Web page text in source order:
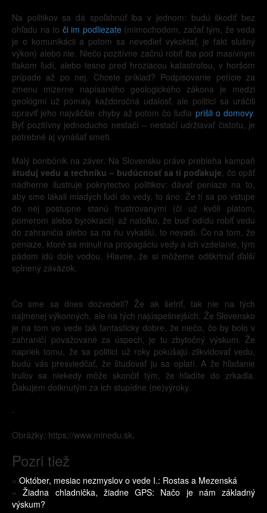
Na politikov sa dá spoľahnúť iba v jednom: budú škodiť bez
ohľadu na to či im podliezate(mimochodom, začať tým, že veda
je o komunikácii a potom sa nevedieť vykoktať, je fakt slušný
výkon) alebo nie. Niečo pozitívne začnú robiť iba pod masívnym
tlakom ľudí, alebo tesne pred hroziacou katastrofou, v horšom
prípade až po nej. Chcete príklad? Podpisovanie petície za
zmenu mizerne napísaného geologického zákona je medzi
geológmi už pomaly každoročná udalosť, ale politici sa uráčili
opraviť jeho najväčšie chyby až potom čo ľudia prišli o domovy.
Byť pozitívny jednoducho nestačí – nestačí udržiavať čistotu, je
potrebné aj vynášať smeti.
Malý bonbónik na záver. Na Slovensku práve prebieha kampaň
študuj vedu a techniku – budúcnosť sa ti poďakuje, čo opäť
nádherne ilustruje pokrytectvo politikov: dávať peniaze na to,
aby sme lákali mladých ľudí do vedy, to áno. Že tí sa po vstupe
do nej postupne stanú frustrovanými (či už kvôli platom,
pomerom alebo byrokracii) až natoľko, že buď odídu robiť vedu
do zahraničia alebo sa na ňu vykašlú, to nevadí. Čo na tom, že
peniaze, ktoré sa minuli na propagáciu vedy a ich vzdelanie, tým
pádom idú dole vodou. Hlavne, že si môžeme odškrtnúť ďalší
splnený záväzok.
Čo sme sa dnes dozvedeli? Že ak šetriť, tak nie na tých
najmenej výkonných, ale na tých najúspešnejších. Že Slovensko
je na tom vo vede tak fantasticky dobre, že niečo, čo by bolo v
zahraničí považované za úspech, je tu zbytočný výskum. Že
napriek tomu, že sa politici už roky pokúšajú zlikvidovať vedu,
budú vás presviedčať, že študovať ju sa oplatí. A že hľadanie
truľov sa niekedy môže skončiť tým, že hľadíte do zrkadla.
Ďakujem dotknutým za ich stupídne (ne)výroky.
-
Obrázky: https://www.minedu.sk,
Pozri tiež
» Október, mesiac nezmyslov o vede I.: Rostas a Mezenská
»Žiadna chladnička, žiadne GPS: Načo je nám základný
výskum?